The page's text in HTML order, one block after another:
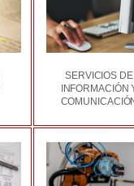
SERVICIOS DE
INFORMACIÓN